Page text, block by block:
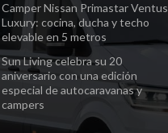
Camper Nissan Primastar Ventus
Luxury: cocina, ducha y techo
elevable en 5 metros
Sun Living celebra su 20
aniversario con una edición
especial de autocaravanas y
campers